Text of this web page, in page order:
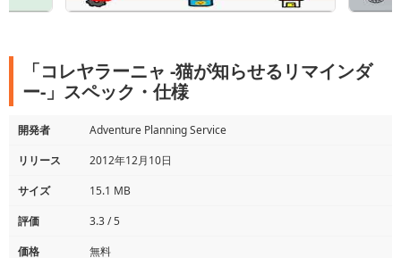
「コレヤラーニャ -猫が知らせるリマインダ
ー-」スペック・仕様
開発者
Adventure Planning Service
リリース
2012年12月10日
サイズ
15.1 MB
評価
3.3 / 5
価格
無料